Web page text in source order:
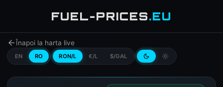
FUEL-PRICES.EU
arrow_backÎnapoi la harta live
EN RO RON/L €/L $/GAL dark_mode light_mode